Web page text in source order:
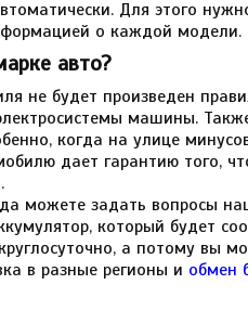
Для этого
о каждой модели.
авто?
не будет произведен
машины.
когда на улице
дает гарантию того,
можете задать вопросы
который будет
а потому вы
в разные регионы и обмен